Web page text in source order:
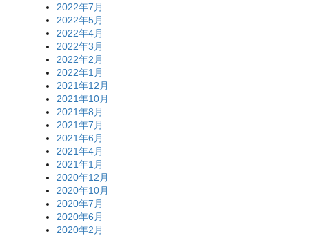
2022年7月
2022年5月
2022年4月
2022年3月
2022年2月
2022年1月
2021年12月
2021年10月
2021年8月
2021年7月
2021年6月
2021年4月
2021年1月
2020年12月
2020年10月
2020年7月
2020年6月
2020年2月